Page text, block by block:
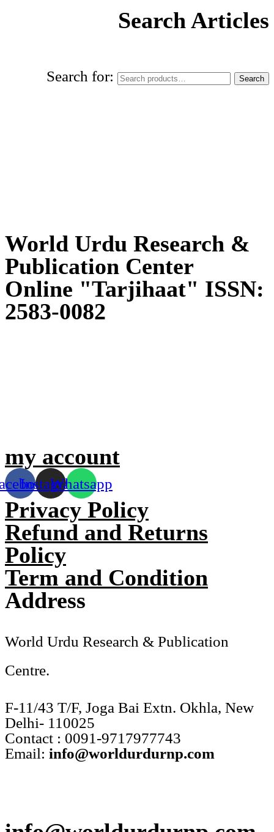
Search Articles
Search for: Search
World Urdu Research &
Publication Center
Online "Tarjihaat" ISSN:
2583-0082
my account
InstagramWhatsapp
Privacy Policy
Refund and Returns
Policy
Term and Condition
Address
World Urdu Research & Publication
Centre.
F-11/43 T/F, Joga Bai Extn. Okhla, New
Delhi- 110025
Contact : 0091-9717977743
Email: info@worldurdurnp.com